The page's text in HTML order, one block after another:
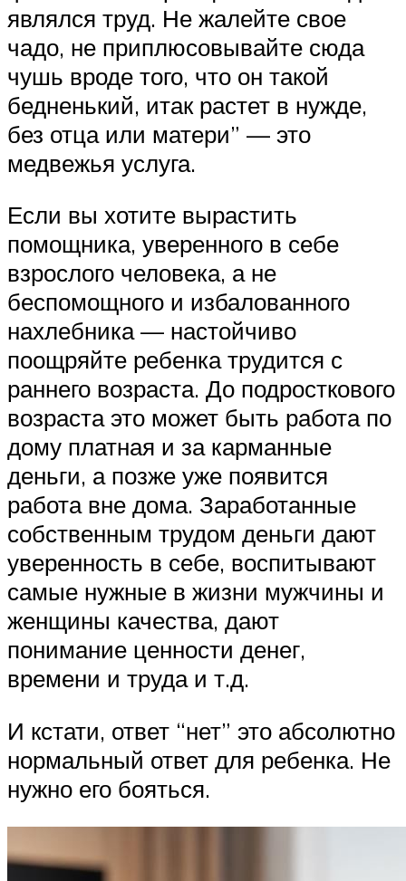
являлся труд. Не жалейте свое
чадо, не приплюсовывайте сюда
чушь вроде того, что он такой
бедненький, итак растет в нужде,
без отца или матери” — это
медвежья услуга.
Если вы хотите вырастить
помощника, уверенного в себе
взрослого человека, а не
беспомощного и избалованного
нахлебника — настойчиво
поощряйте ребенка трудится с
раннего возраста. До подросткового
возраста это может быть работа по
дому платная и за карманные
деньги, а позже уже появится
работа вне дома. Заработанные
собственным трудом деньги дают
уверенность в себе, воспитывают
самые нужные в жизни мужчины и
женщины качества, дают
понимание ценности денег,
времени и труда и т.д.
И кстати, ответ “нет” это абсолютно
нормальный ответ для ребенка. Не
нужно его бояться.